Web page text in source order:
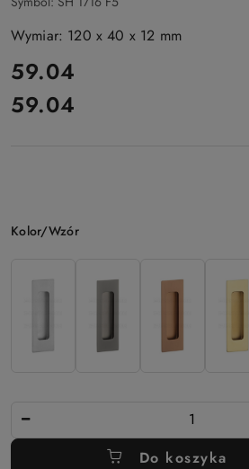
Wymiar: 120 x 40 x 12 mm
cena:
59.04
Cena:
59.04
Wariant
Kolor/Wzór
Do koszyka